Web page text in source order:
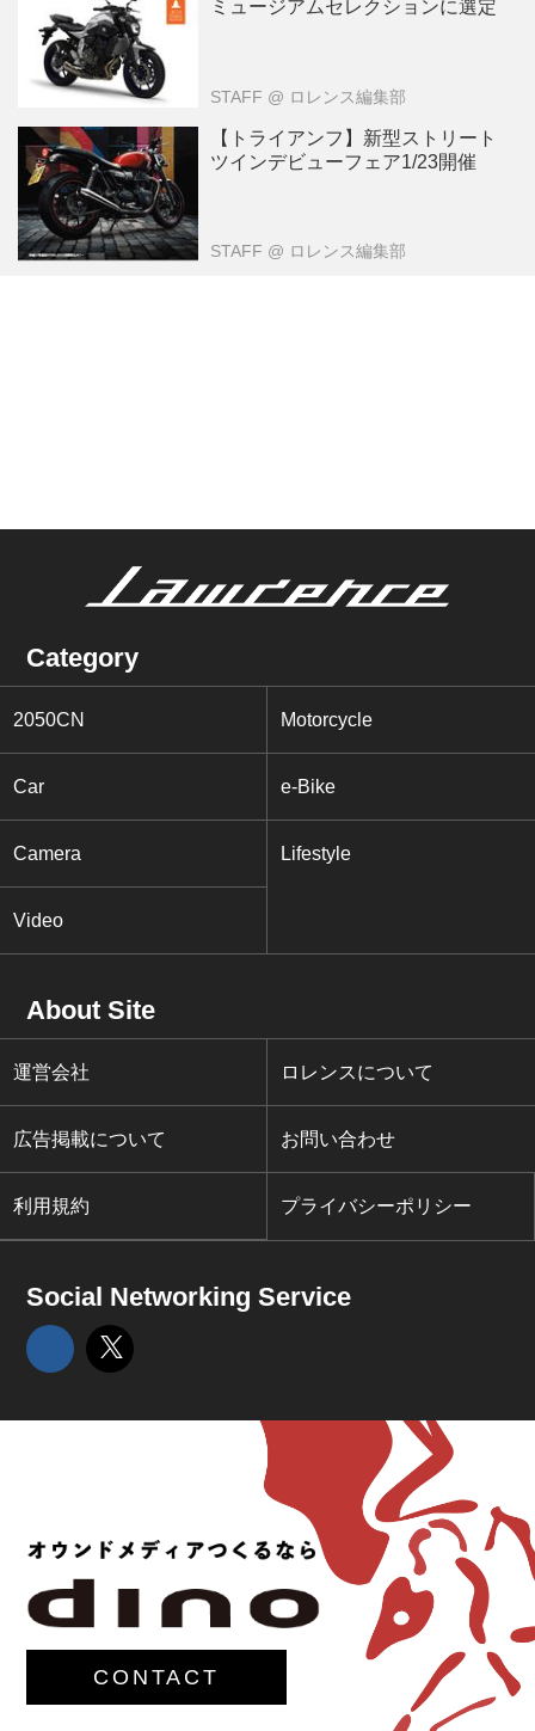
ミュージアムセレクションに選定
STAFF @ ロレンス編集部
【トライアンフ】新型ストリート
ツインデビューフェア1/23開催
STAFF @ ロレンス編集部
Category
2050CN Motorcycle
Car e-Bike
Camera Lifestyle
Video
About Site
運営会社 ロレンスについて
広告掲載について お問い合わせ
利用規約 プライバシーポリシー
Social Networking Service
CONTACT